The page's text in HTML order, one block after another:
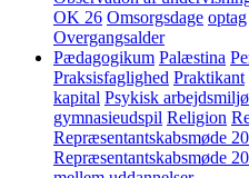
OK 26 Omsorgsdage optag
Overgangsalder
Pædagogikum Palæstina
Praksisfaglighed Praktikant
kapital Psykisk arbejdsmiljø
gymnasieudspil Religion
Repræsentantskabsmøde
Repræsentantskabsmøde